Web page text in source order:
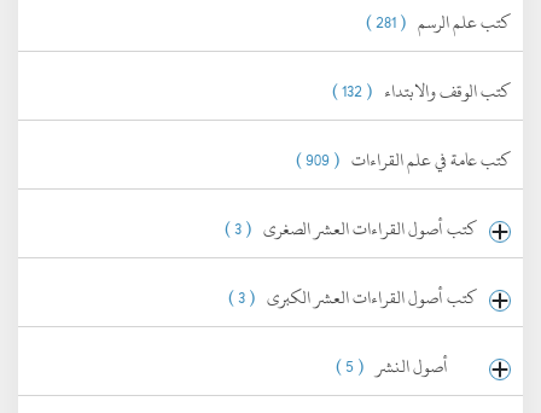
كتب علم الرسم ( 281 )
كتب الوقف والابتداء ( 132 )
كتب عامة في علم القراءات ( 909 )
كتب أصول القراءات العشر الصغرى ( 3 )
كتب أصول القراءات العشر الكبرى ( 3 )
أصول النشر ( 5 )